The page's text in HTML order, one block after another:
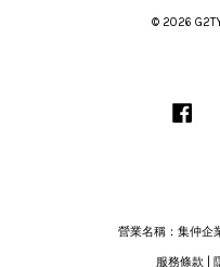
© 2026
營業名稱：集仲企
服務條款